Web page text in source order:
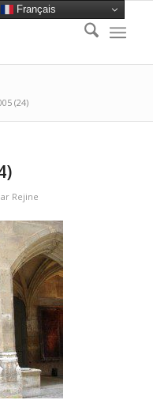
(24)
Rejine
Français